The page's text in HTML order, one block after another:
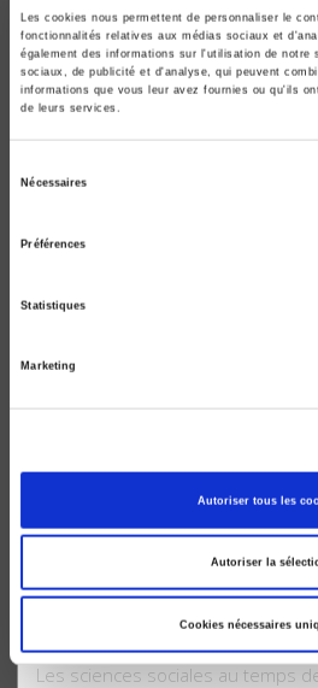
Les cookies nous permettent de personnaliser le
fonctionnalités relatives aux médias sociaux et
également des informations sur l'utilisation de notre
sociaux, de publicité et d'analyse, qui peuvent
informations que vous leur avez fournies ou qu'ils
de leurs services.
Nécessaires
Préférences
Statistiques
Marketing
Autoriser tous les
Autoriser la
Cookies nécessaires
Version collector
Les sciences sociales au temps